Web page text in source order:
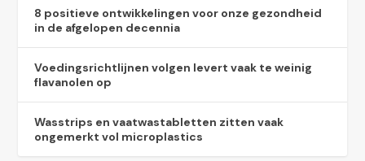
8 positieve ontwikkelingen voor onze gezondheid
in de afgelopen decennia
Voedingsrichtlijnen volgen levert vaak te weinig
flavanolen op
Wasstrips en vaatwastabletten zitten vaak
ongemerkt vol microplastics